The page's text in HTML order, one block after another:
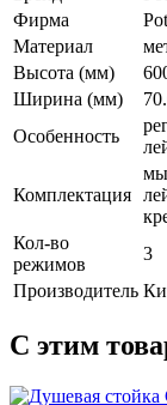
Фирма
Материал
Высота (мм)
Ширина (мм)
Особенность
Комплектация
Кол-во
режимов
3
Производитель
С этим